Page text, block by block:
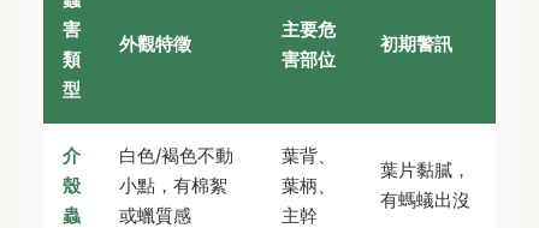
害
類
型
外觀特徵
主要危
害部位
初期警訊
介
殼
蟲
白色/褐色不動
小點，有棉絮
或蠟質感
葉背、
葉柄、
主幹
葉片黏膩，
有螞蟻出沒